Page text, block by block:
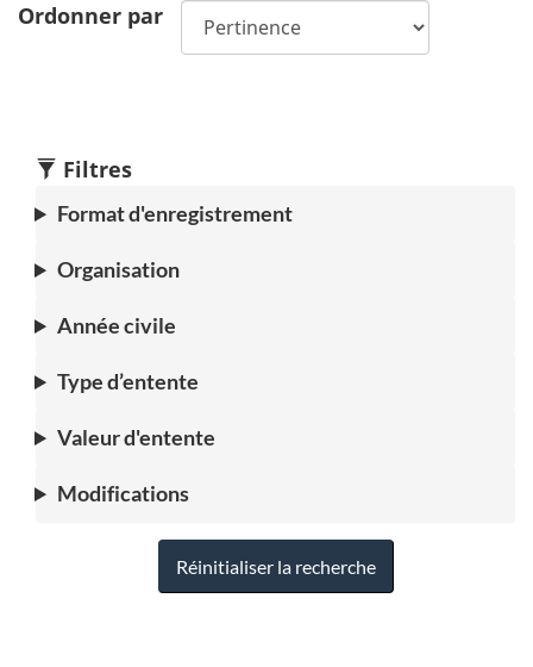
Ordonner par
Filtres
Format d'enregistrement
Organisation
Année civile
Type d’entente
Valeur d'entente
Modifications
Réinitialiser la recherche